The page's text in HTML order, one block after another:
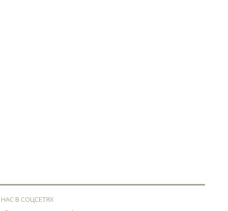
В СОЦСЕТЯХ